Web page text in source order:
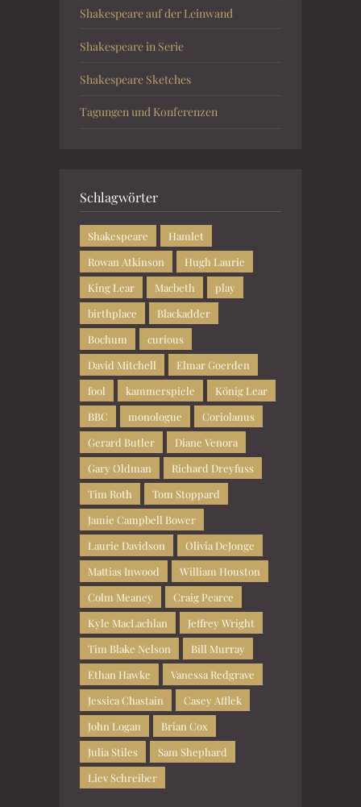
Shakespeare auf der Leinwand
Shakespeare in Serie
Shakespeare Sketches
Tagungen und Konferenzen
Schlagwörter
Shakespeare
Hamlet
Rowan Atkinson
Hugh Laurie
King Lear
Macbeth
play
birthplace
Blackadder
Bochum
curious
David Mitchell
Elmar Goerden
fool
kammerspiele
König Lear
BBC
monologue
Coriolanus
Gerard Butler
Diane Venora
Gary Oldman
Richard Dreyfuss
Tim Roth
Tom Stoppard
Jamie Campbell Bower
Laurie Davidson
Olivia DeJonge
Mattias Inwood
William Houston
Colm Meaney
Craig Pearce
Kyle MacLachlan
Jeffrey Wright
Tim Blake Nelson
Bill Murray
Ethan Hawke
Vanessa Redgrave
Jessica Chastain
Casey Afflek
John Logan
Brian Cox
Julia Stiles
Sam Shephard
Liev Schreiber